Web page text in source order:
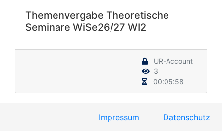
Themenvergabe Theoretische
Seminare WiSe26/27 WI2
UR-Account
3
00:05:58
Impressum Datenschutz